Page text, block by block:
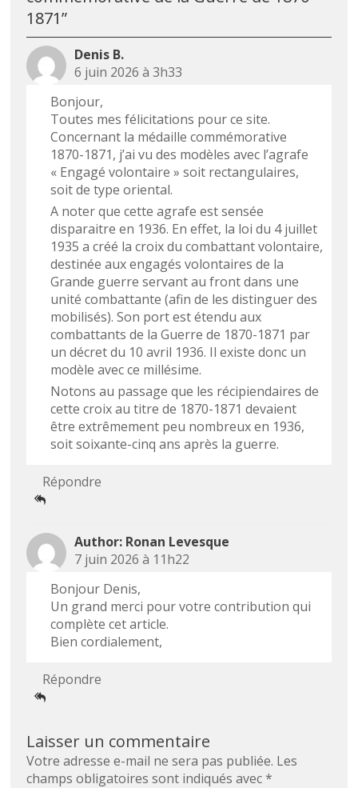
1871”
Denis B.
6 juin 2026 à 3h33
Bonjour,
Toutes mes félicitations pour ce site.
Concernant la médaille commémorative
1870-1871, j’ai vu des modèles avec l’agrafe
« Engagé volontaire » soit rectangulaires,
soit de type oriental.
A noter que cette agrafe est sensée
disparaitre en 1936. En effet, la loi du 4 juillet
1935 a créé la croix du combattant volontaire,
destinée aux engagés volontaires de la
Grande guerre servant au front dans une
unité combattante (afin de les distinguer des
mobilisés). Son port est étendu aux
combattants de la Guerre de 1870-1871 par
un décret du 10 avril 1936. Il existe donc un
modèle avec ce millésime.
Notons au passage que les récipiendaires de
cette croix au titre de 1870-1871 devaient
être extrêmement peu nombreux en 1936,
soit soixante-cinq ans après la guerre.
Répondre
Ronan Levesque
7 juin 2026 à 11h22
Bonjour Denis,
Un grand merci pour votre contribution qui
complète cet article.
Bien cordialement,
Répondre
Laisser un commentaire
Votre adresse e-mail ne sera pas publiée. Les
champs obligatoires sont indiqués avec*